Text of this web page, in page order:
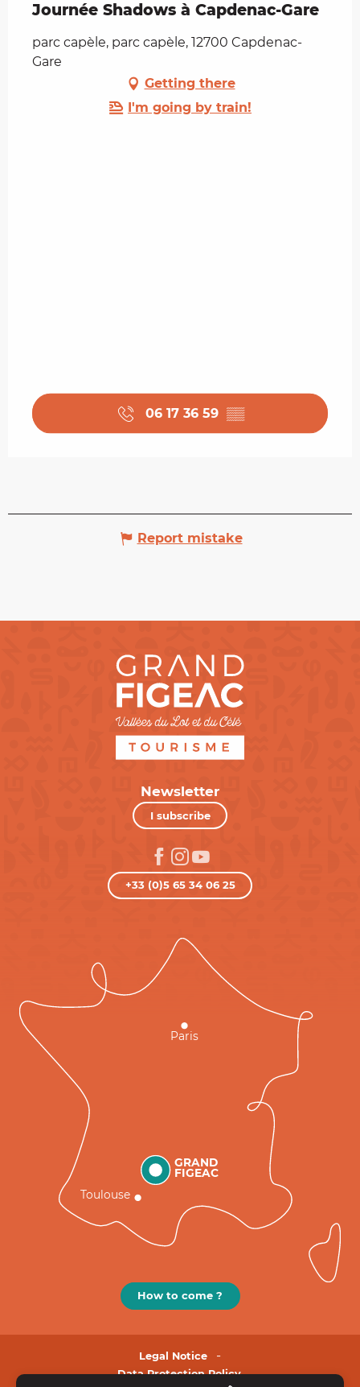
Journée Shadows à Capdenac-Gare
parc capèle, parc capèle, 12700 Capdenac-
Gare
Getting there
I'm going by train!
06 17 36 59 ▒▒
Report mistake
Newsletter
I subscribe
+33 (0)5 65 34 06 25
GRAND
FIGEAC
Toulouse
Paris
How to come ?
Legal Notice
Data Protection Policy.